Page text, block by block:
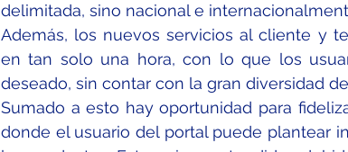
delimitada, sino nacional e
Además, los nuevos servicios al cliente y
en tan solo una hora, con lo que los
deseado, sin contar con la gran diversidad
Sumado a esto hay oportunidad para
donde el usuario del portal puede plantear